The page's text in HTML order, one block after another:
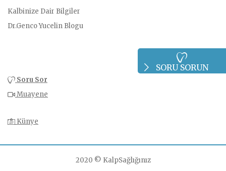
Kalbinize Dair Bilgiler
Dr.Genco Yucelin Blogu
Soru Sor
Muayene
Künye
2020 © KalpSağlığınız
SORU SORUN